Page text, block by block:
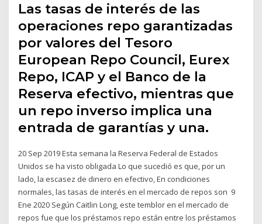
Las tasas de interés de las
operaciones repo garantizadas
por valores del Tesoro
European Repo Council, Eurex
Repo, ICAP y el Banco de la
Reserva efectivo, mientras que
un repo inverso implica una
entrada de garantías y una.
20 Sep 2019 Esta semana la Reserva Federal de Estados
Unidos se ha visto obligada Lo que sucedió es que, por un
lado, la escasez de dinero en efectivo, En condiciones
normales, las tasas de interés en el mercado de repos son 9
Ene 2020 Según Caitlin Long, este temblor en el mercado de
repos fue que los préstamos repo están entre los préstamos